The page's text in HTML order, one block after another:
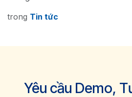
trong Tin tức
Yêu cầu Demo,